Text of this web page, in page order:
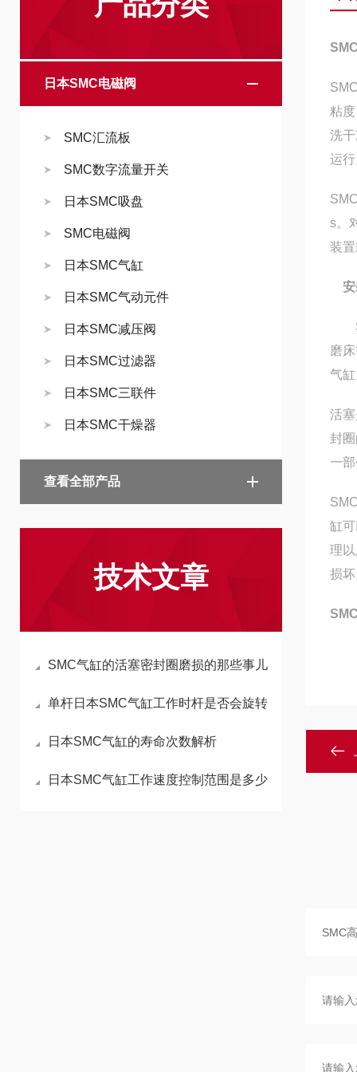
日本SMC电磁阀
SMC汇流板
SMC数字流量开关
日本SMC吸盘
SMC电磁阀
日本SMC气缸
日本SMC气动元件
日本SMC减压阀
日本SMC过滤器
日本SMC三联件
日本SMC干燥器
查看全部产品
技术文章
SMC气缸的活塞密封圈磨损的那些事儿
单杆日本SMC气缸工作时杆是否会旋转
日本SMC气缸的寿命次数解析
日本SMC气缸工作速度控制范围是多少
粘
洗
运
s。
装
安
磨
气
活
封
一
缸
理
损